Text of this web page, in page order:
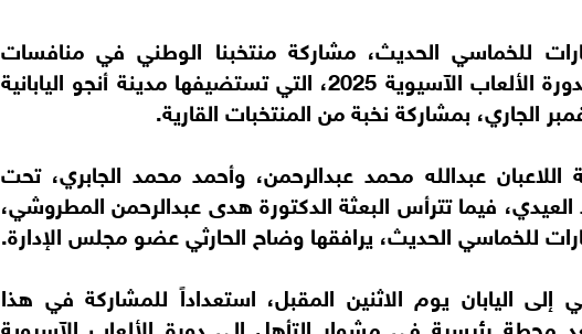
للخماسي الحديث، مشاركة منتخبنا الوطني في منافسات
البطولة الآسيوية المؤهلة لدورة الألعاب الآسيوية 2025، التي تستضيفها مدينة أنجو اليابانية
عبدالله محمد عبدالرحمن، وأحمد محمد الجابري، تحت
فيما تترأس البعثة الدكتورة هدى عبدالرحمن المطروشي،
للخماسي الحديث، يرافقها وضاح الحارثي عضو مجلس الإدارة.
إلى اليابان يوم الاثنين المقبل، استعداداً للمشاركة في هذا
محطة رئيسية في مشوار التأهل إلى دورة الألعاب الآسيوية